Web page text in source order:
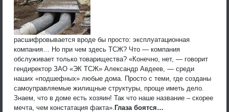
расшифровывается вроде бы просто: эксплуатационная
компания… Но при чем здесь ТСЖ? Что — компания
обслуживает только товарищества? «Конечно, нет, — говорит
гендиректор ЗАО «ЭК ТСЖ» Александр Авдеев, — среди
наших «подшефных» любые дома. Просто с теми, где созданы
самоуправляемые жилищные структуры, проще иметь дело.
Знаем, что в доме есть хозяин! Так что наше название – скорее
мечта, чем констатация факта». Глаза боятся…